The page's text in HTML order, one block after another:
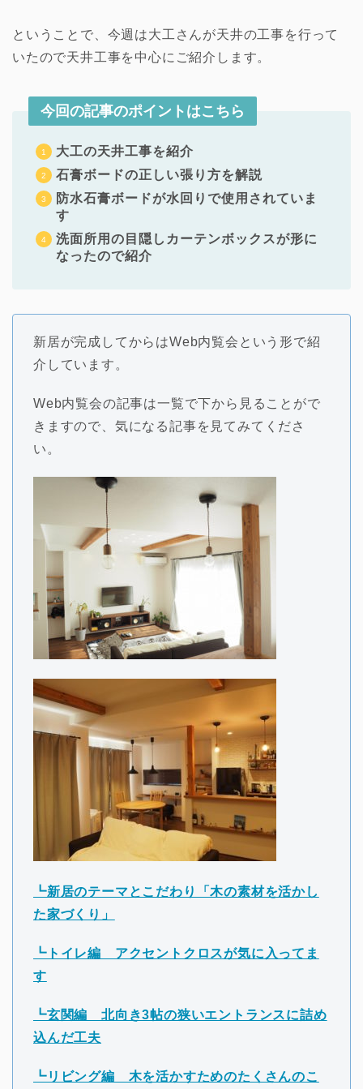
ということで、今週は大工さんが天井の工事を行って
いたので天井工事を中心にご紹介します。
今回の記事のポイントはこちら
大工の天井工事を紹介
石膏ボードの正しい張り方を解説
防水石膏ボードが水回りで使用されていま
す
洗面所用の目隠しカーテンボックスが形に
なったので紹介
新居が完成してからはWeb内覧会という形で紹
介しています。
Web内覧会の記事は一覧で下から見ることがで
きますので、気になる記事を見てみてくださ
い。
┗新居のテーマとこだわり「木の素材を活かし
た家づくり」
┗トイレ編 アクセントクロスが気に入ってま
す
┗玄関編 北向き3帖の狭いエントランスに詰め
込んだ工夫
┗リビング編 木を活かすためのたくさんのこ